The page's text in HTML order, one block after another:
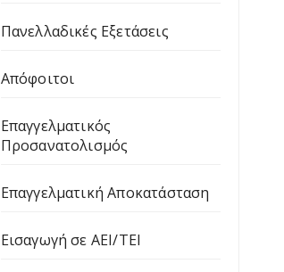
Πανελλαδικές Εξετάσεις
Απόφοιτοι
Επαγγελματικός
Προσανατολισμός
Επαγγελματική Αποκατάσταση
Εισαγωγή σε ΑΕΙ/ΤΕΙ